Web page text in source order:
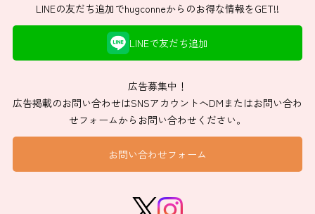
LINEの友だち追加でhugconneからのお得な情報をGET!!
LINEで友だち追加
広告募集中！
広告掲載のお問い合わせはSNSアカウントへDMまたはお問い合わ
せフォームからお問い合わせください。
お問い合わせフォーム